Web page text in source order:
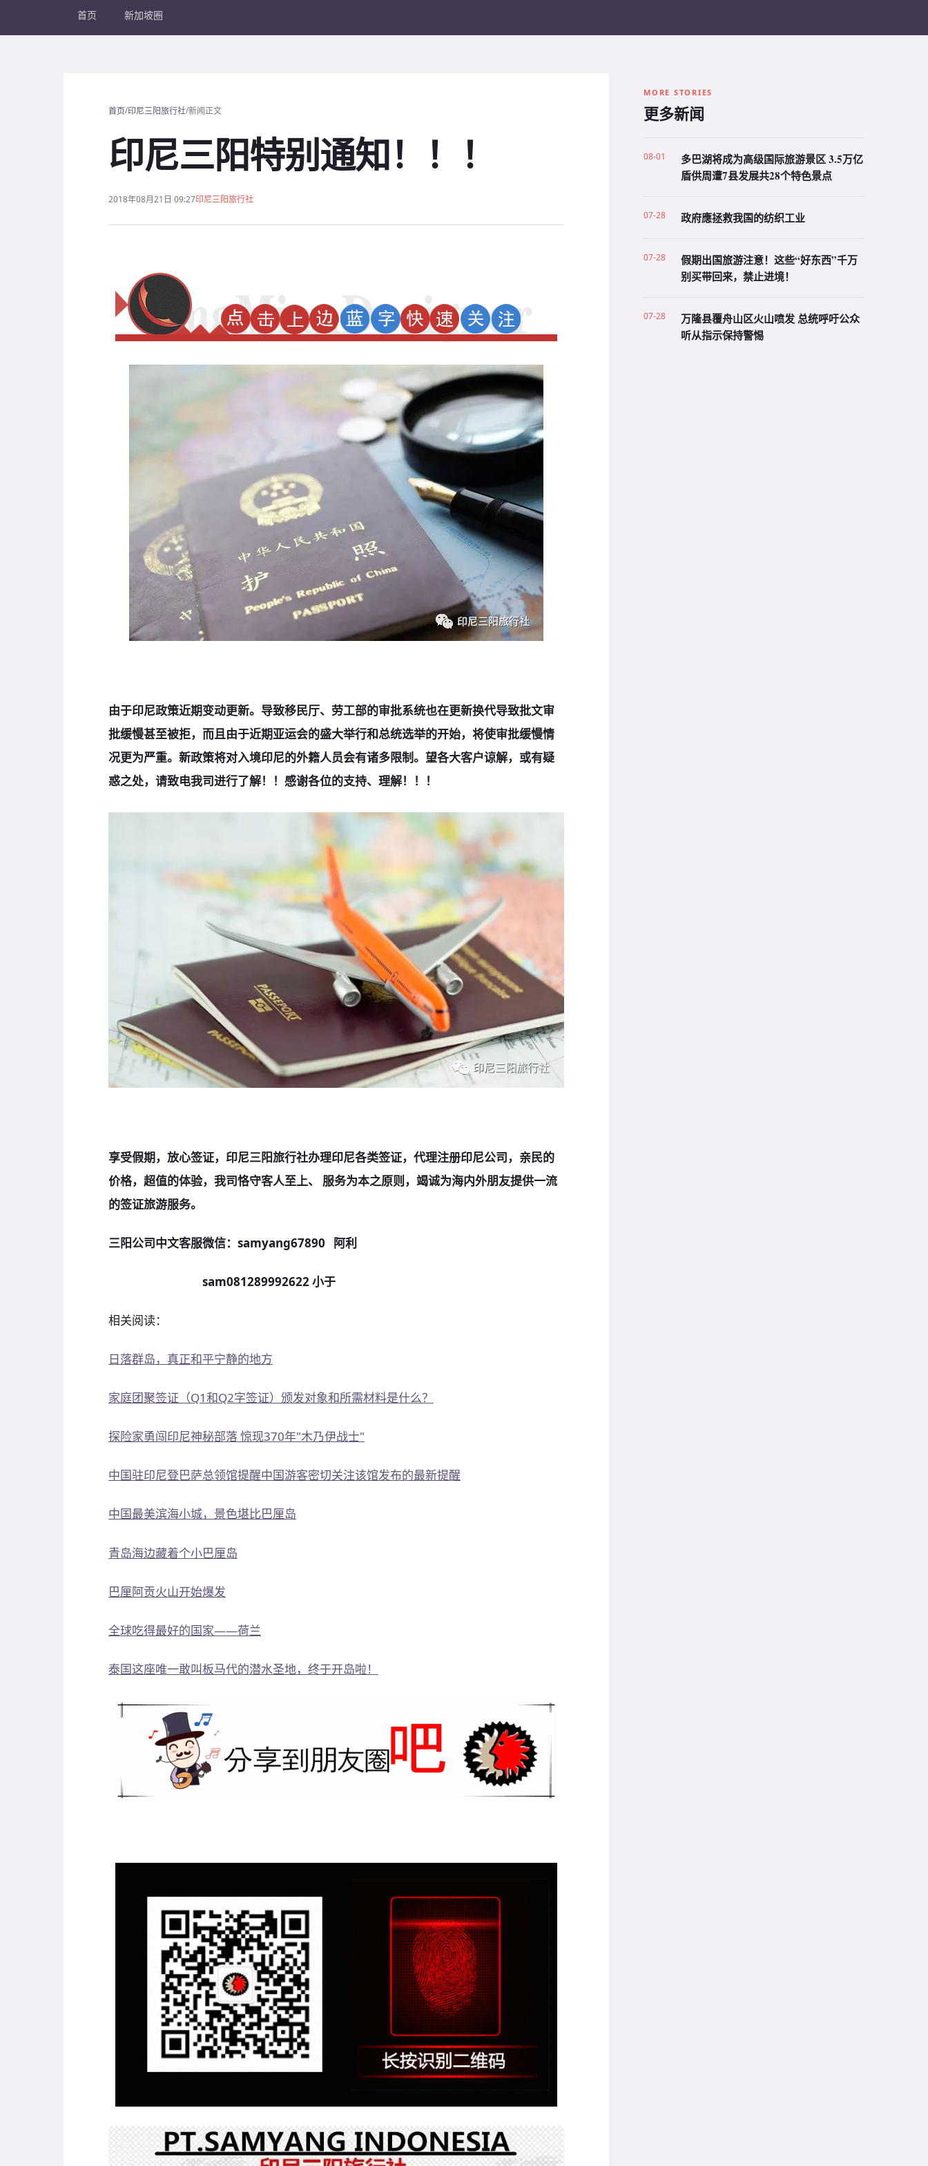
首页 新加坡圈
首页/印尼三阳旅行社/新闻正文
印尼三阳特别通知！！！
2018年08月21日 09:27印尼三阳旅行社
由于印尼政策近期变动更新。导致移民厅、劳工部的审批系统也在更新换代导致批文审
批缓慢甚至被拒，而且由于近期亚运会的盛大举行和总统选举的开始，将使审批缓慢情
况更为严重。新政策将对入境印尼的外籍人员会有诸多限制。望各大客户谅解，或有疑
惑之处，请致电我司进行了解！！感谢各位的支持、理解！！！
享受假期，放心签证，印尼三阳旅行社办理印尼各类签证，代理注册印尼公司，亲民的
价格，超值的体验，我司恪守客人至上、 服务为本之原则，竭诚为海内外朋友提供一流
的签证旅游服务。
三阳公司中文客服微信：samyang67890 阿利
sam081289992622 小于
相关阅读：
日落群岛，真正和平宁静的地方
家庭团聚签证（Q1和Q2字签证）颁发对象和所需材料是什么？
探险家勇闯印尼神秘部落 惊现370年"木乃伊战士"
中国驻印尼登巴萨总领馆提醒中国游客密切关注该馆发布的最新提醒
中国最美滨海小城，景色堪比巴厘岛
青岛海边藏着个小巴厘岛
巴厘阿贡火山开始爆发
全球吃得最好的国家——荷兰
泰国这座唯一敢叫板马代的潜水圣地，终于开岛啦！
MORE STORIES
更多新闻
08-01
多巴湖将成为高级国际旅游景区 3.5万亿
盾供周遭7县发展共28个特色景点
07-28 政府應拯救我国的纺织工业
07-28
假期出国旅游注意！这些“好东西”千万
别买带回来，禁止进境！
07-28
万隆县覆舟山区火山喷发 总统呼吁公众
听从指示保持警惕